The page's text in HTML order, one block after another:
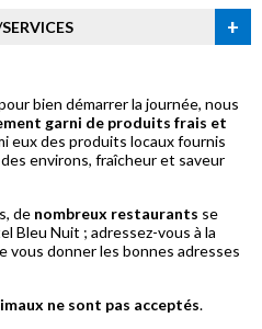
+
bien démarrer la journée, nous
garni de produits frais et
eux des produits locaux fournis
environs, fraîcheur et saveur
de nombreux restaurants se
Bleu Nuit ; adressez-vous à la
vous donner les bonnes adresses
ne sont pas acceptés.